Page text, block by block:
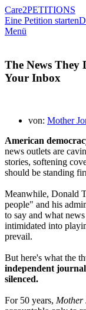
Care2PETITIONS
Eine Petition starten
Menü
The News
Your Inbox
von: Mother
American
news outlets are
stories, softening
should be standing
Meanwhile, Donald
people" and his
to say and what
intimidated into
prevail.
But here's what the
independent
silenced.
For 50 years, Mother